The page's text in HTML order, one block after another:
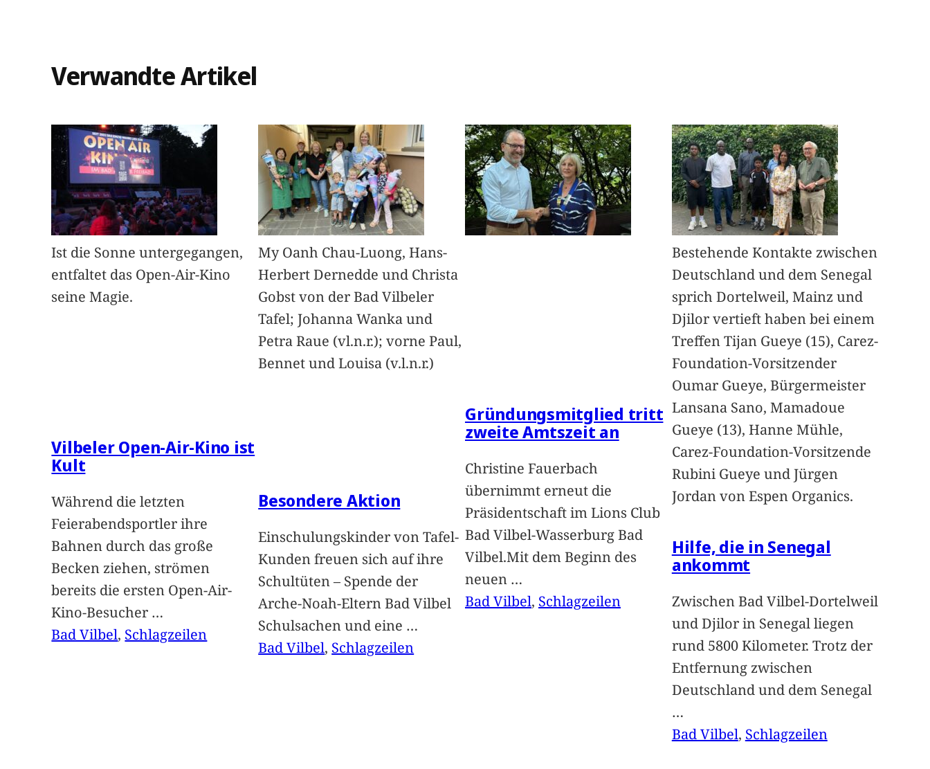
Verwandte Artikel
Ist die Sonne untergegangen,
entfaltet das Open-Air-Kino
seine Magie.
Vilbeler Open-Air-Kino ist
Kult
Während die letzten
Feierabendsportler ihre
Bahnen durch das große
Becken ziehen, strömen
bereits die ersten Open-Air-
Kino-Besucher …
Bad Vilbel, Schlagzeilen
My Oanh Chau-Luong, Hans-
Herbert Dernedde und Christa
Gobst von der Bad Vilbeler
Tafel; Johanna Wanka und
Petra Raue (vl.n.r.); vorne Paul,
Bennet und Louisa (v.l.n.r.)
Besondere Aktion
Einschulungskinder von Tafel-
Kunden freuen sich auf ihre
Schultüten – Spende der
Arche-Noah-Eltern Bad Vilbel
Schulsachen und eine …
Bad Vilbel, Schlagzeilen
Gründungsmitglied tritt
zweite Amtszeit an
Christine Fauerbach
übernimmt erneut die
Präsidentschaft im Lions Club
Bad Vilbel-Wasserburg Bad
Vilbel.Mit dem Beginn des
neuen …
Bad Vilbel, Schlagzeilen
Bestehende Kontakte zwischen
Deutschland und dem Senegal
sprich Dortelweil, Mainz und
Djilor vertieft haben bei einem
Treffen Tijan Gueye (15), Carez-
Foundation-Vorsitzender
Oumar Gueye, Bürgermeister
Lansana Sano, Mamadoue
Gueye (13), Hanne Mühle,
Carez-Foundation-Vorsitzende
Rubini Gueye und Jürgen
Jordan von Espen Organics.
Hilfe, die in Senegal
ankommt
Zwischen Bad Vilbel-Dortelweil
und Djilor in Senegal liegen
rund 5800 Kilometer. Trotz der
Entfernung zwischen
Deutschland und dem Senegal
…
Bad Vilbel, Schlagzeilen